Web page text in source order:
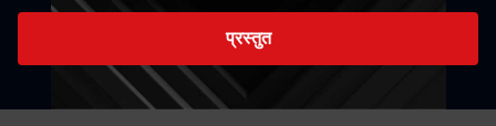
प्रस्तुत